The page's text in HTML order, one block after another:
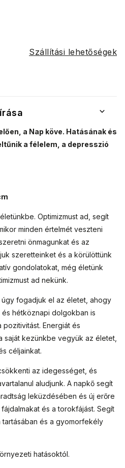
Szállítási lehetőségek
a Nap köve. Hatásának és
a félelem, a depresszió
Optimizmust ad, segít
minden értelmét veszteni
önmagunkat és az
szeretteinket és a körülöttünk
gondolatokat, még életünk
ad nekünk.
fogadjuk el az életet, ahogy
hétköznapi dolgokban is
Energiát és
saját kezünkbe vegyük az életet,
céljainkat.
az idegességet, és
aludjunk. A napkő segít
leküzdésében és új erőre
és a torokfájást. Segít
és a gyomorfekély
hatásoktól.